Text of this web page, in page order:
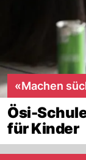
«Machen
Ösi-
für Kinder